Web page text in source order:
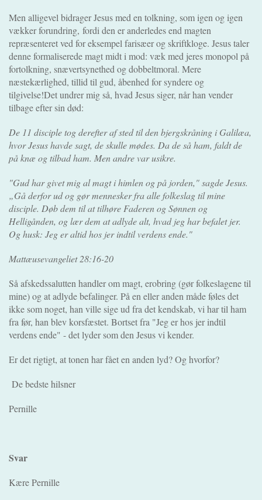
Men alligevel bidrager Jesus med en tolkning, som igen og igen
vækker forundring, fordi den er anderledes end magten
repræsenteret ved for eksempel farisæer og skriftkloge. Jesus taler
denne formaliserede magt midt i mod: væk med jeres monopol på
fortolkning, snævertsynethed og dobbeltmoral. Mere
næstekærlighed, tillid til gud, åbenhed for syndere og
tilgivelse!Det undrer mig så, hvad Jesus siger, når han vender
tilbage efter sin død:
De 11 disciple tog derefter af sted til den bjergskråning i Galilæa,
hvor Jesus havde sagt, de skulle mødes. Da de så ham, faldt de
på knæ og tilbad ham. Men andre var usikre.
"Gud har givet mig al magt i himlen og på jorden," sagde Jesus.
„Gå derfor ud og gør mennesker fra alle folkeslag til mine
disciple. Døb dem til at tilhøre Faderen og Sønnen og
Helligånden, og lær dem at adlyde alt, hvad jeg har befalet jer.
Og husk: Jeg er altid hos jer indtil verdens ende."
Mattæusevangeliet 28:16-20
Så afskedssalutten handler om magt, erobring (gør folkeslagene til
mine) og at adlyde befalinger. På en eller anden måde føles det
ikke som noget, han ville sige ud fra det kendskab, vi har til ham
fra før, han blev korsfæstet. Bortset fra "Jeg er hos jer indtil
verdens ende" - det lyder som den Jesus vi kender.
Er det rigtigt, at tonen har fået en anden lyd? Og hvorfor?
De bedste hilsner
Pernille
Svar
Kære Pernille